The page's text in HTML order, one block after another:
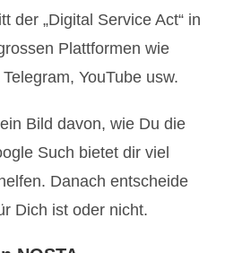
der „Digital Service Act“ in
Plattformen wie
YouTube usw.
Bild davon, wie Du die
Such bietet dir viel
Danach entscheide
Dich ist oder nicht.